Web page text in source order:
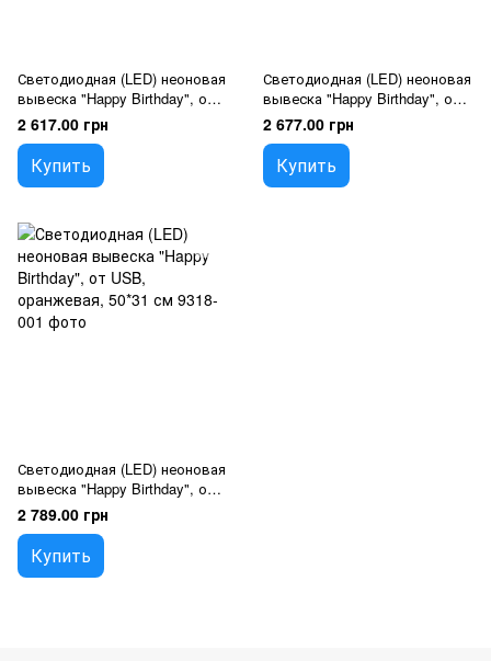
Светодиодная (LED) неоновая
вывеска "Happy Birthday", от
USB, голубая, 43*29 см
2 617.00 грн
Купить
Светодиодная (LED) неоновая
вывеска "Happy Birthday", от
USB, розовая, 38*28 см
2 677.00 грн
Купить
Светодиодная (LED) неоновая
вывеска "Happy Birthday", от
USB, оранжевая, 50*31 см
2 789.00 грн
Купить